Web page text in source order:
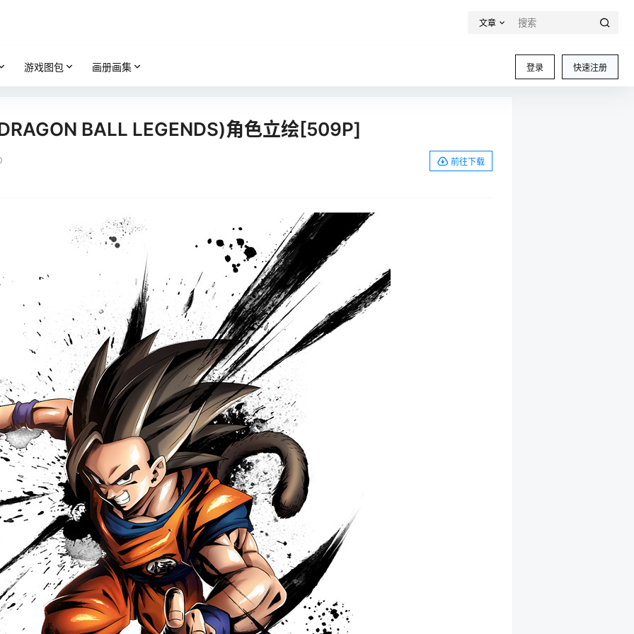
文章
登录 快速注册
游戏图包 画册画集
BALL LEGENDS)角色立绘[509P]
前往下载